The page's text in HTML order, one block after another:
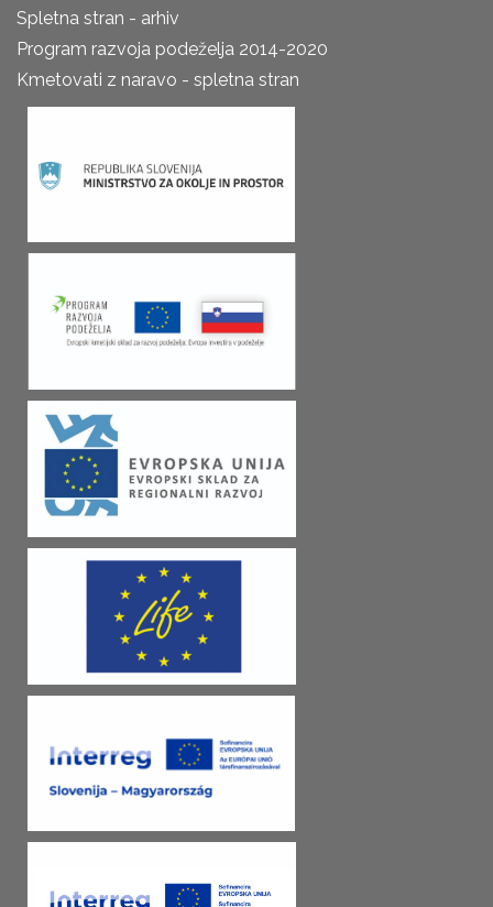
Spletna stran - arhiv
Program razvoja podeželja 2014-2020
Kmetovati z naravo - spletna stran